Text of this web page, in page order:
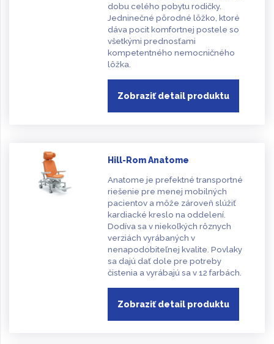
dobu celého pobytu rodičky.
Jedninečné pôrodné lôžko, ktoré
dáva pocit komfortnej postele so
všetkými prednosťami
kompetentného nemocničného
lôžka.
Zobraziť detail produktu
Hill-Rom Anatome
Anatome je prefektné transportné
riešenie pre menej mobilných
pacientov a môže zároveň slúžiť
kardiacké kreslo na oddelení.
Dodíva sa v niekoľkých rôznych
verziách vyrábaných v
nenapodobiteľnej kvalite. Povlaky
sa dajú dať dole pre potreby
čistenia a vyrábajú sa v 12 farbách.
Zobraziť detail produktu